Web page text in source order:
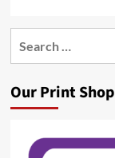
Our Print Shop